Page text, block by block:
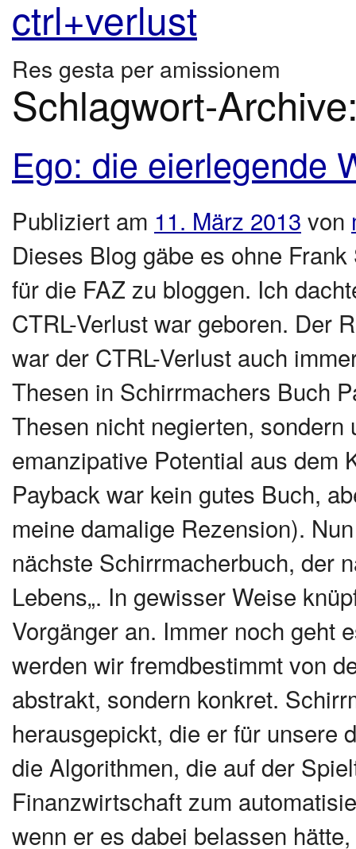
ctrl+verlust
Res gesta per amissionem
Schlagwort-
Ego: die eierlegende
Publiziert am 11. März 2013 von
Dieses Blog gäbe es ohne
für die FAZ zu bloggen. Ich
CTRL-Verlust war geboren. Der
war der CTRL-Verlust auch
Thesen in Schirrmachers Buch
Thesen nicht negierten,
emanzipative Potential aus dem
Payback war kein gutes Buch,
meine damalige Rezension).
nächste Schirrmacherbuch, der
Lebens„. In gewisser Weise
Vorgänger an. Immer noch geht
werden wir fremdbestimmt von
abstrakt, sondern konkret.
herausgepickt, die er für unsere
die Algorithmen, die auf der
Finanzwirtschaft zum
wenn er es dabei belassen